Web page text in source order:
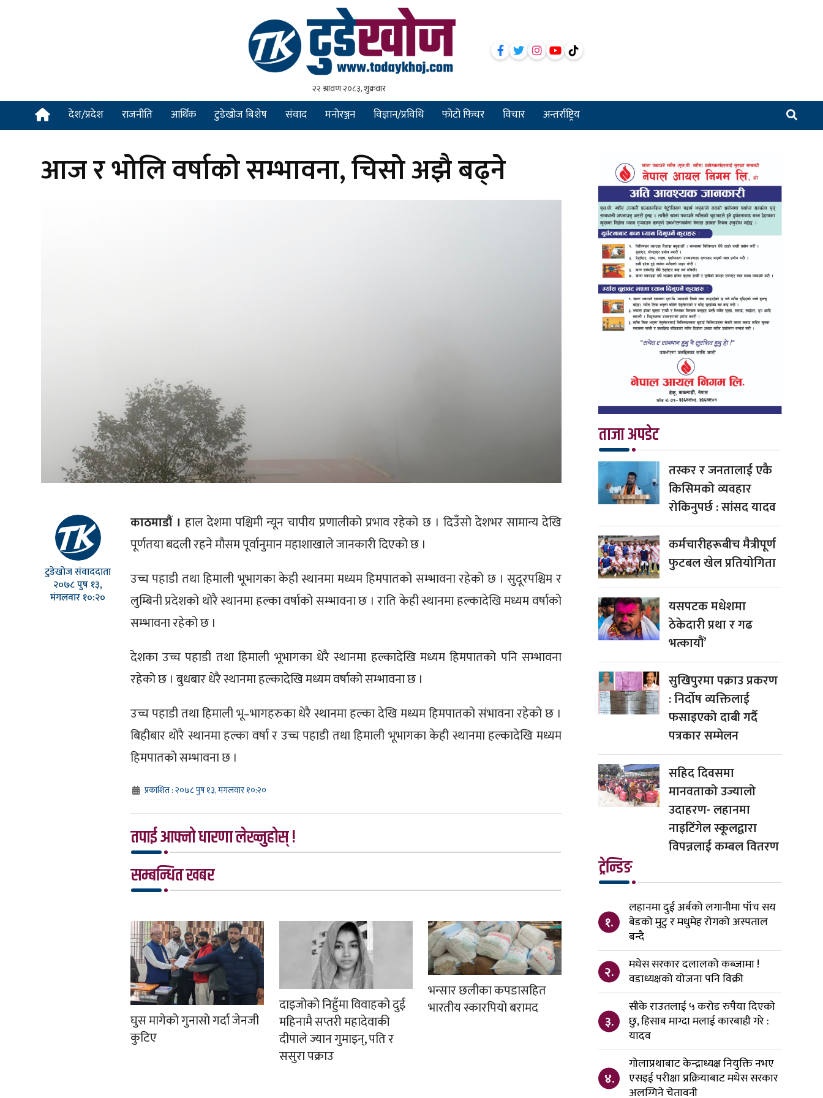
देश/प्रदेश राजनीति आर्थिक टुडेखोज बिशेष संवाद मनोरञ्जन विज्ञान/प्रविधि फोटो फिचर विचार अन्तर्राष्ट्रिय
आज र भोलि वर्षाको सम्भावना, चिसो अझै बढ्ने
टुडेखोज संवाददाता
२०७८ पुष १३,
मंगलवार १०:२०
काठमाडौं । हाल देशमा पश्चिमी न्यून चापीय प्रणालीको प्रभाव रहेको छ । दिउँसो देशभर सामान्य देखि
पूर्णतया बदली रहने मौसम पूर्वानुमान महाशाखाले जानकारी दिएको छ ।
उच्च पहाडी तथा हिमाली भूभागका केही स्थानमा मध्यम हिमपातको सम्भावना रहेको छ । सुदूरपश्चिम र
लुम्बिनी प्रदेशको थोरै स्थानमा हल्का वर्षाको सम्भावना छ । राति केही स्थानमा हल्कादेखि मध्यम वर्षाको
सम्भावना रहेको छ ।
देशका उच्च पहाडी तथा हिमाली भूभागका धेरै स्थानमा हल्कादेखि मध्यम हिमपातको पनि सम्भावना
रहेको छ । बुधबार धेरै स्थानमा हल्कादेखि मध्यम वर्षाको सम्भावना छ ।
उच्च पहाडी तथा हिमाली भू–भागहरुका धेरै स्थानमा हल्का देखि मध्यम हिमपातको संभावना रहेको छ ।
बिहीबार थोरै स्थानमा हल्का वर्षा र उच्च पहाडी तथा हिमाली भूभागका केही स्थानमा हल्कादेखि मध्यम
हिमपातको सम्भावना छ ।
प्रकाशित : २०७८ पुष १३, मंगलवार १०:२०
तपाई आफ्नो धारणा लेख्नुहोस् !
सम्बन्धित खबर
घुस मागेको गुनासो गर्दा जेनजी
कुटिए
दाइजोको निहुँमा विवाहको दुई
महिनामै सप्तरी महादेवाकी
दीपाले ज्यान गुमाइन्, पति र
ससुरा पक्राउ
भन्सार छलीका कपडासहित
भारतीय स्कारपियो बरामद
ताजा अपडेट
तस्कर र जनतालाई एकै
किसिमको व्यवहार
रोकिनुपर्छ : सांसद यादव
कर्मचारीहरूबीच मैत्रीपूर्ण
फुटबल खेल प्रतियोगिता
यसपटक मधेशमा
ठेकेदारी प्रथा र गढ
भत्कायौं’
सुखिपुरमा पक्राउ प्रकरण
: निर्दोष व्यक्तिलाई
फसाइएको दाबी गर्दै
पत्रकार सम्मेलन
सहिद दिवसमा
मानवताको उज्यालो
उदाहरण- लहानमा
नाइटिंगेल स्कूलद्वारा
विपन्नलाई कम्बल वितरण
ट्रेन्डिङ
१.
लहानमा दुई अर्बको लगानीमा पाँच सय
बेडको मुटु र मधुमेह रोगको अस्पताल
बन्दै
२.
मधेस सरकार दलालको कब्जामा !
वडाध्यक्षको योजना पनि विक्री
३.
सीके राउतलाई ५ करोड रुपैया दिएको
छु, हिसाब माग्दा मलाई कारबाही गरे :
यादव
४.
गोलाप्रथाबाट केन्द्राध्यक्ष नियुक्ति नभए
एसइई परीक्षा प्रक्रियाबाट मधेस सरकार
अलग्गिने चेतावनी